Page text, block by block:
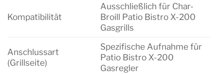
Kompatibilität
Ausschließlich für Char-
Broill Patio Bistro X-200
Gasgrills
Anschlussart
(Grillseite)
Spezifische Aufnahme für
Patio Bistro X-200
Gasregler